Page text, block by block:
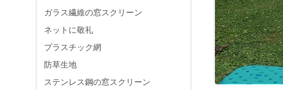
ガラス繊維の窓スクリーン
ネットに敬礼
プラスチック網
防草生地
ステンレス鋼の窓スクリーン